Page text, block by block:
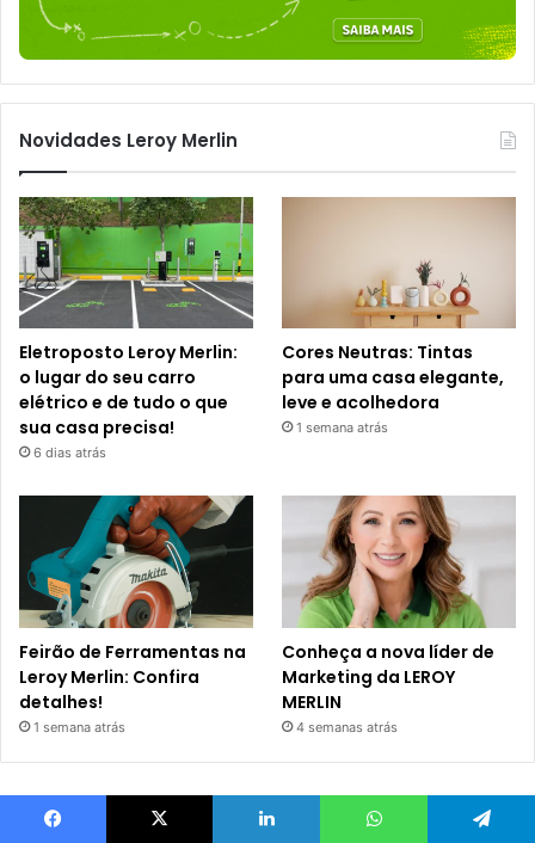
Novidades Leroy Merlin
Eletroposto Leroy Merlin:
o lugar do seu carro
elétrico e de tudo o que
sua casa precisa!
6 dias atrás
Cores Neutras: Tintas
para uma casa elegante,
leve e acolhedora
1 semana atrás
Feirão de Ferramentas na
Leroy Merlin: Confira
detalhes!
1 semana atrás
Conheça a nova líder de
Marketing da LEROY
MERLIN
4 semanas atrás